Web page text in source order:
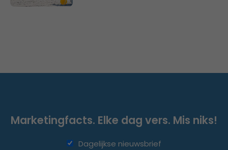
Marketingfacts. Elke dag vers. Mis niks!
Dagelijkse nieuwsbrief